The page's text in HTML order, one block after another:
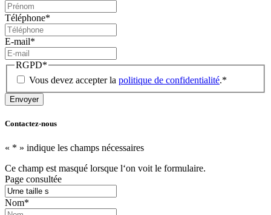
Téléphone*
E-mail*
RGPD*
Vous devez accepter la politique de confidentialité.*
Contactez-nous
« * » indique les champs nécessaires
Ce champ est masqué lorsque l‘on voit le formulaire.
Page consultée
Nom*